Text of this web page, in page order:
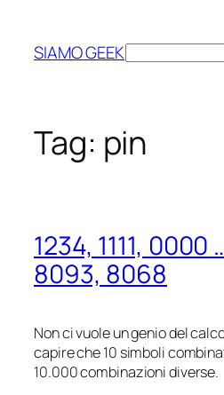
contenuto
SIAMO GEEKCerca
Tag: pin
1234, 1111,
8093, 8068
Non ci vuole un genio del
capire che 10 simboli
10.000 combinazioni diverse.